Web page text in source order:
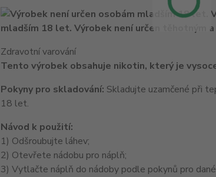
mladším 18 let. Výrobek není určen těhotným a
Zdravotní varování
Tento výrobek obsahuje nikotin, který je
Pokyny pro skladování: Skladujte uzamčené při
18 let.
Návod k použití:
1) Odšroubujte láhev;
2) Otevřete nádobu pro náplň;
3) Vytlačte náplň do nádoby podle pokynů pro